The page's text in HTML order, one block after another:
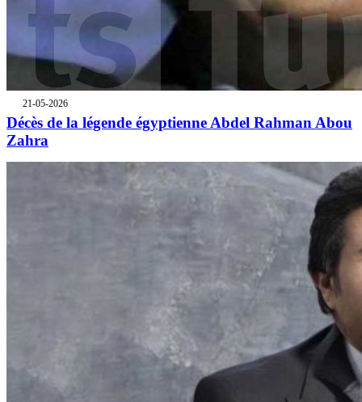
21-05-2026
Décès de la légende égyptienne Abdel Rahman Abou
Zahra